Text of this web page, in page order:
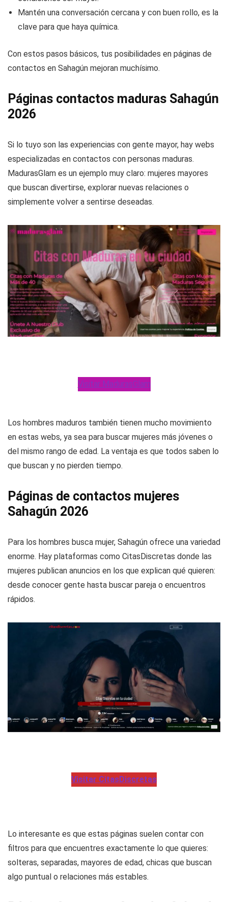
contactos.
Recuerda que debes ser mayor de edad y cumplir las
Mantén una conversación cercana y con buen rollo, es la
clave para que haya química.
Con estos pasos básicos, tus posibilidades en páginas de
contactos en Sahagún mejoran muchísimo.
Páginas contactos maduras Sahagún
2026
Si lo tuyo son las experiencias con gente mayor, hay webs
especializadas en contactos con personas maduras.
que buscan divertirse, explorar nuevas relaciones o
simplemente volver a sentirse deseadas.
Los hombres maduros también tienen mucho movimiento
del mismo rango de edad. La ventaja es que todos saben lo
que buscan y no pierden tiempo.
Páginas de contactos mujeres
Sahagún 2026
Para los hombres busca mujer, Sahagún ofrece una variedad
enorme. Hay plataformas como CitasDiscretas donde las
desde conocer gente hasta buscar pareja o encuentros
Lo interesante es que estas páginas suelen contar con